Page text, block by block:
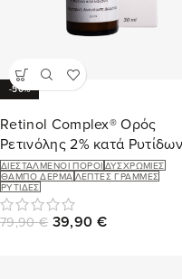
-50%
Retinol Complex® Ορός
Ρετινόλης 2% κατά Ρυτίδων
ΔΙΕΣΤΑΛΜΈΝΟΙ ΠΌΡΟΙΔΥΣΧΡΩΜΊΕΣ
ΘΑΜΠΌ ΔΈΡΜΑΛΕΠΤΈΣ ΓΡΑΜΜΈΣ
ΡΥΤΊΔΕΣ
79,90€ 39,90 €